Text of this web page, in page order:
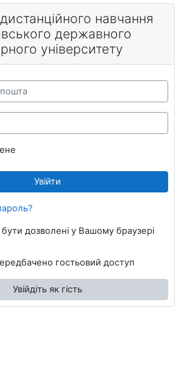
вмісту
навчання
державного
університету
Увійти
бути дозволені у Вашому браузері
гостьовий доступ
Увійдіть як гість